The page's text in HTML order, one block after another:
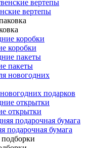
вертепы
коробки
пакеты
подарков
открытки
подарочная бумага